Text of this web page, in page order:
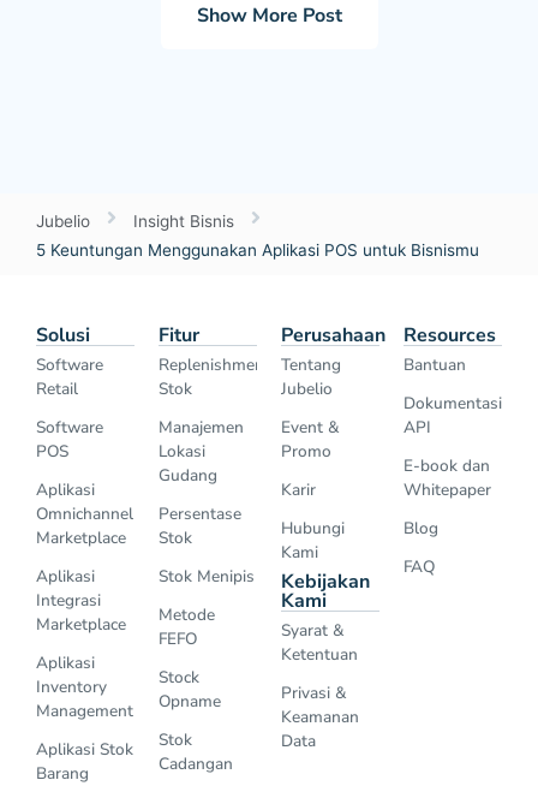
Show More Post
Jubelio
Insight Bisnis
5 Keuntungan Menggunakan Aplikasi POS untuk Bisnismu
Solusi
Software
Retail
Software
POS
Aplikasi
Omnichannel
Marketplace
Aplikasi
Integrasi
Marketplace
Aplikasi
Inventory
Management
Aplikasi Stok
Barang
Fitur
Replenishment
Stok
Manajemen
Lokasi
Gudang
Persentase
Stok
Stok Menipis
Metode
FEFO
Stock
Opname
Stok
Cadangan
Perusahaan
Tentang
Jubelio
Event &
Promo
Karir
Hubungi
Kami
Kebijakan
Kami
Syarat &
Ketentuan
Privasi &
Keamanan
Data
Resources
Bantuan
Dokumentasi
API
E-book dan
Whitepaper
Blog
FAQ